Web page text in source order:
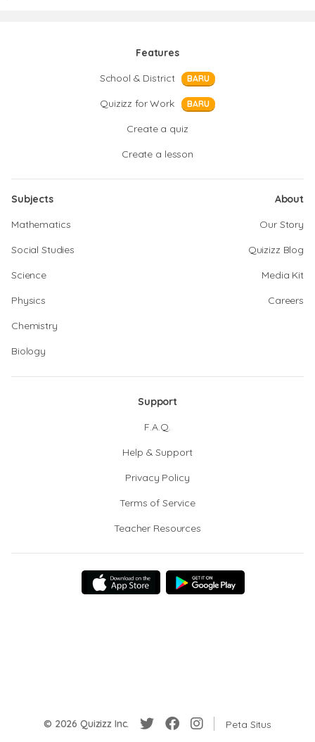
Features
School & District
BARU
Quizizz for Work BARU
Create a quiz
Create a lesson
Subjects
Mathematics
Social Studies
Science
Physics
Chemistry
Biology
About
Our Story
Quizizz Blog
Media Kit
Careers
Support
F.A.Q.
Help & Support
Privacy Policy
Terms of Service
Teacher Resources
© 2026 Quizizz Inc. Peta Situs